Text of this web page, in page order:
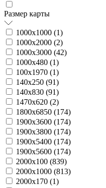
Размер карты
1000х1000 (1)
1000х2000 (2)
1000х3000 (42)
1000х480 (1)
100х1970 (1)
140х250 (91)
140х830 (91)
1470х620 (2)
1800х6850 (174)
1900х3600 (174)
1900х3800 (174)
1900х5400 (174)
1900х5600 (174)
2000х100 (839)
2000х1000 (813)
2000х170 (1)